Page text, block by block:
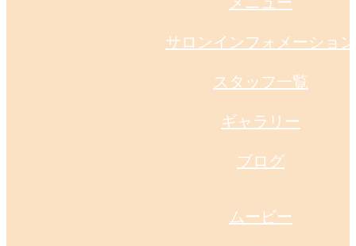
サロンインフォメーション
スタッフ一覧
ギャラリー
ブログ
ムービー